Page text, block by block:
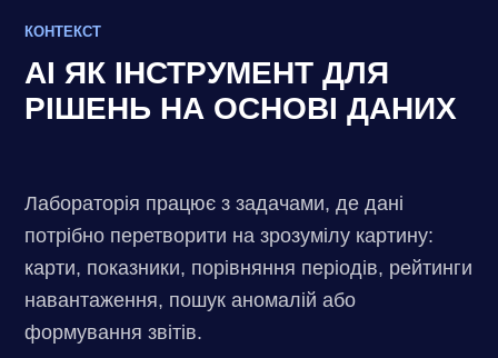
КОНТЕКСТ
AI ЯК ІНСТРУМЕНТ ДЛЯ
РІШЕНЬ НА ОСНОВІ ДАНИХ
Лабораторія працює з задачами, де дані
потрібно перетворити на зрозумілу картину:
карти, показники, порівняння періодів, рейтинги
навантаження, пошук аномалій або
формування звітів.